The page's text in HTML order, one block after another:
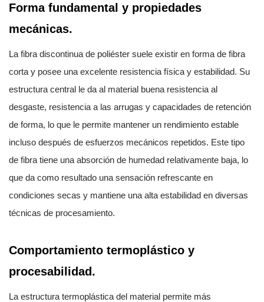
Forma fundamental y propiedades
mecánicas.
La fibra discontinua de poliéster suele existir en forma de fibra
corta y posee una excelente resistencia física y estabilidad. Su
estructura central le da al material buena resistencia al
desgaste, resistencia a las arrugas y capacidades de retención
de forma, lo que le permite mantener un rendimiento estable
incluso después de esfuerzos mecánicos repetidos. Este tipo
de fibra tiene una absorción de humedad relativamente baja, lo
que da como resultado una sensación refrescante en
condiciones secas y mantiene una alta estabilidad en diversas
técnicas de procesamiento.
Comportamiento termoplástico y
procesabilidad.
La estructura termoplástica del material permite más